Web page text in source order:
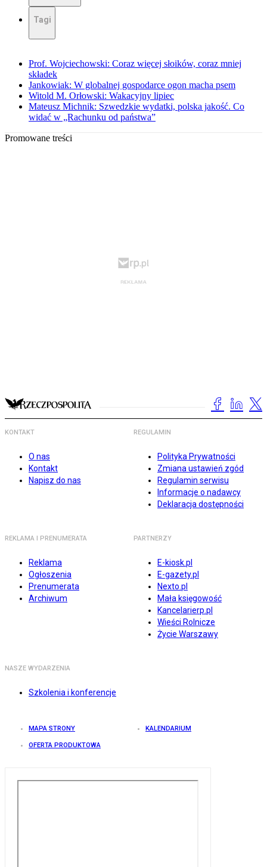
Tagi
Prof. Wojciechowski: Coraz więcej słoików, coraz mniej
składek
Jankowiak: W globalnej gospodarce ogon macha psem
Witold M. Orłowski: Wakacyjny lipiec
Mateusz Michnik: Szwedzkie wydatki, polska jakość. Co
widać w „Rachunku od państwa”
Promowane treści
KONTAKT
O nas
Kontakt
Napisz do nas
REGULAMIN
Polityka Prywatności
Zmiana ustawień zgód
Regulamin serwisu
Informacje o nadawcy
Deklaracja dostępności
REKLAMA I PRENUMERATA
Reklama
Ogłoszenia
Prenumerata
Archiwum
PARTNERZY
E-kiosk.pl
E-gazety.pl
Nexto.pl
Mała księgowość
Kancelarierp.pl
Wieści Rolnicze
Życie Warszawy
NASZE WYDARZENIA
Szkolenia i konferencje
MAPA STRONY KALENDARIUM
OFERTA PRODUKTOWA